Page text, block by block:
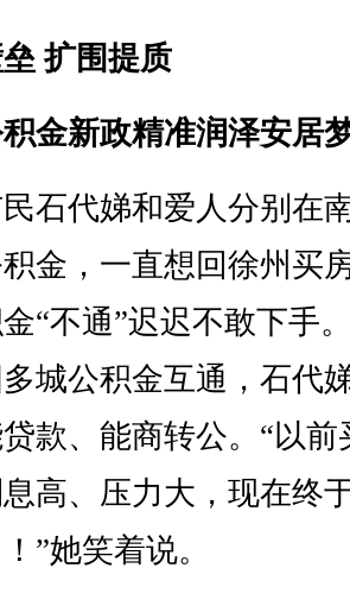
扩围提质
金新政精准润泽安居
代娣和爱人分别在
金，一直想回徐州买
“不通”迟迟不敢下手
城公积金互通，石代
款、能商转公。“以前
高、压力大，现在终
”她笑着说。